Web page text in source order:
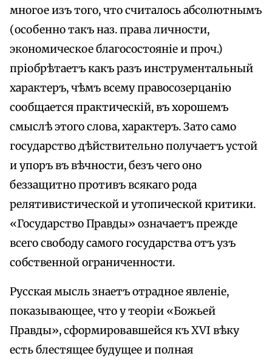
многое изъ того, что считалось абсолютнымъ
(особенно такъ наз. права личности,
экономическое благосостояніе и проч.)
пріобрѣтаетъ какъ разъ инструментальный
характеръ, чѣмъ всему правосозерцанію
сообщается практическій, въ хорошемъ
смыслѣ этого слова, характеръ. Зато само
государство дѣйствительно получаетъ устой
и упоръ въ вѣчности, безъ чего оно
беззащитно противъ всякаго рода
релятивистической и утопической критики.
«Государство Правды» означаетъ прежде
всего свободу самого государства отъ узъ
собственной ограниченности.
Русская мысль знаетъ отрадное явленіе,
показывающее, что у теоріи «Божьей
Правды», сформировавшейся къ XVI вѣку
есть блестящее будущее и полная